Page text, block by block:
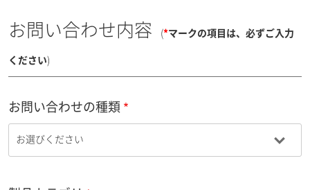
お問い合わせ内容 (*マークの項目は、必ずご入力
ください)
お問い合わせの種類